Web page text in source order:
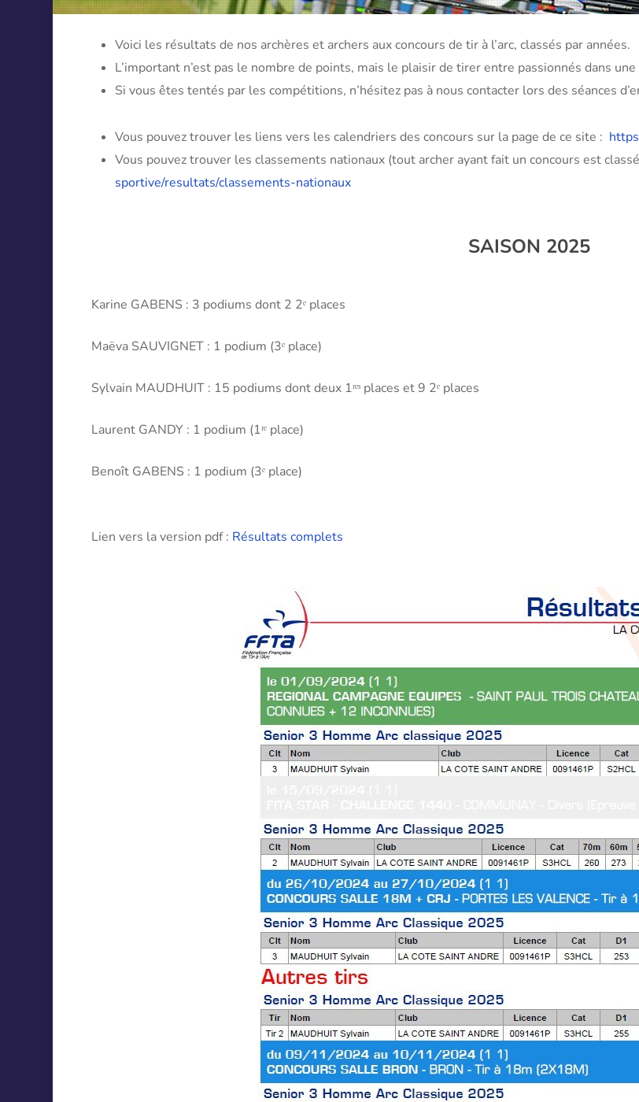
Voici les résultats de nos archères et archers aux concours de tir à l’arc, classés par années.
L’important n’est pas le nombre de points, mais le plaisir de tirer entre passionnés dans une
Si vous êtes tentés par les compétitions, n’hésitez pas à nous contacter lors des séances
Vous pouvez trouver les liens vers les calendriers des concours sur la page de ce site :
Vous pouvez trouver les classements nationaux (tout archer ayant fait un concours est
sportive/resultats/classements-nationaux
SAISON 2025
Karine GABENS : 3 podiums dont 2 2ᵉ places
Maëva SAUVIGNET : 1 podium (3ᵉ place)
Sylvain MAUDHUIT : 15 podiums dont deux 1ʳᵉˢ places et 9 2ᵉ places
Laurent GANDY : 1 podium (1ʳᵉ place)
Benoît GABENS : 1 podium (3ᵉ place)
Lien vers la version pdf : Résultats complets